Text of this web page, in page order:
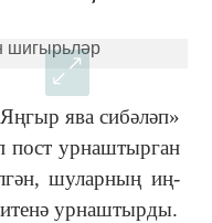
ява сибәләп»
пост урнаштырган
шуларның иң-
урнаштырды.